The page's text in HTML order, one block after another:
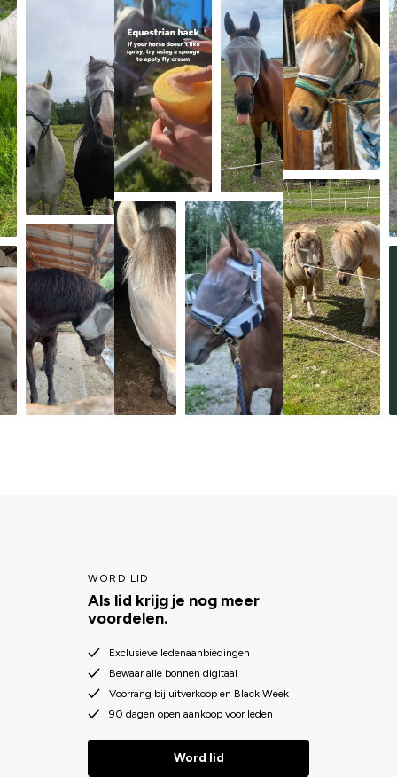
WORD LID
Als lid krijg je nog meer
voordelen.
Exclusieve ledenaanbiedingen
Bewaar alle bonnen digitaal
Voorrang bij uitverkoop en Black Week
90 dagen open aankoop voor leden
Word lid